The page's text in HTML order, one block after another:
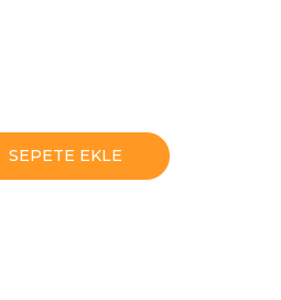
SEPETE EKLE